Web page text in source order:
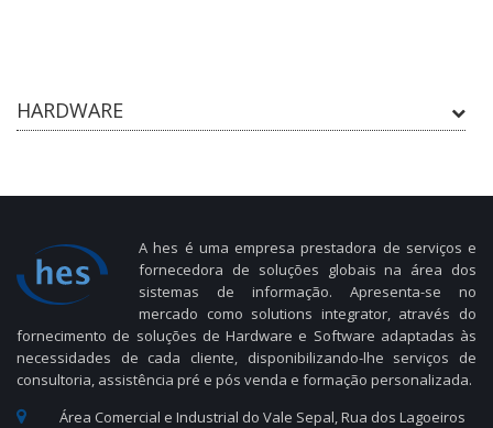
HARDWARE
A hes é uma empresa prestadora de serviços e
fornecedora de soluções globais na área dos
sistemas de informação. Apresenta-se no
mercado como solutions integrator, através do
fornecimento de soluções de Hardware e Software adaptadas às
necessidades de cada cliente, disponibilizando-lhe serviços de
consultoria, assistência pré e pós venda e formação personalizada.
Área Comercial e Industrial do Vale Sepal, Rua dos Lagoeiros